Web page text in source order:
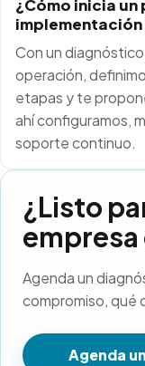
¿Cómo inicia
Con un
operación,
etapas y te
ahí configuramos,
soporte continuo.
¿Listo
Agenda un
compromiso, qué
Agenda